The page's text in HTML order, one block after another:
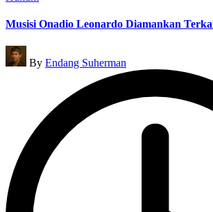
Musisi Onadio Leonardo Diamankan
Posted
by
By Endang Suherman